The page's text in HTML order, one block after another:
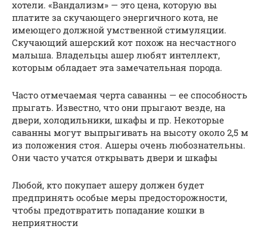
хотели. «Вандализм» — это цена, которую вы
платите за скучающего энергичного кота, не
имеющего должной умственной стимуляции.
Скучающий ашерский кот похож на несчастного
малыша. Владельцы ашер любят интеллект,
которым обладает эта замечательная порода.
Часто отмечаемая черта саванны — ее способность
прыгать. Известно, что они прыгают везде, на
двери, холодильники, шкафы и пр. Некоторые
саванны могут выпрыгивать на высоту около 2,5 м
из положения стоя. Ашеры очень любознательны.
Они часто учатся открывать двери и шкафы
Любой, кто покупает ашеру должен будет
предпринять особые меры предосторожности,
чтобы предотвратить попадание кошки в
неприятности